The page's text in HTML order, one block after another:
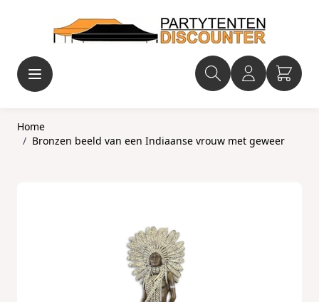
Home
/ Bronzen beeld van een Indiaanse vrouw met geweer